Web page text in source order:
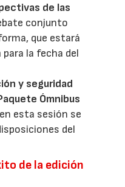
de las
conjunto
que estará
la fecha del
y seguridad
Ómnibus
esta sesión se
del
de la edición